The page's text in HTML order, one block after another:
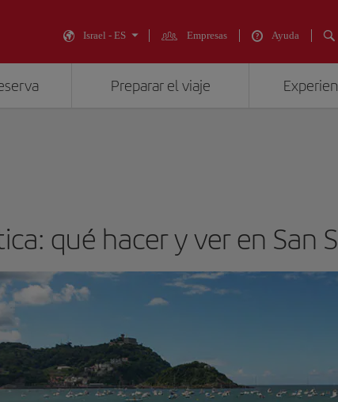
Israel - ES Empresas Ayuda
Preparar el viaje
qué hacer y ver en San